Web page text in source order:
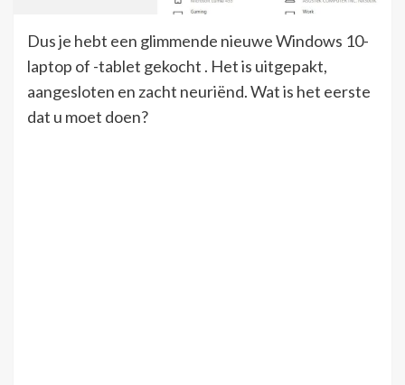
Dus je hebt een glimmende nieuwe Windows 10-
laptop of -tablet gekocht . Het is uitgepakt,
aangesloten en zacht neuriënd. Wat is het eerste
dat u moet doen?